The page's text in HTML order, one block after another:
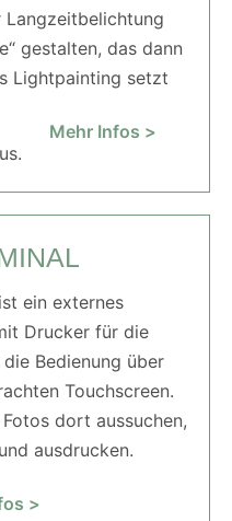
Langzeitbelichtung
gestalten, das dann
Lightpainting setzt
Mehr Infos >
ein externes
Drucker für die
Bedienung über
Touchscreen.
dort aussuchen,
ausdrucken.
>